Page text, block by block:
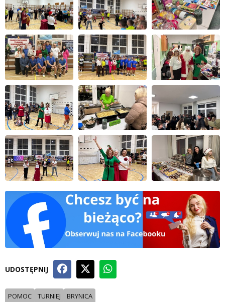
UDOSTĘPNIJ
POMOC TURNIEJ BRYNICA